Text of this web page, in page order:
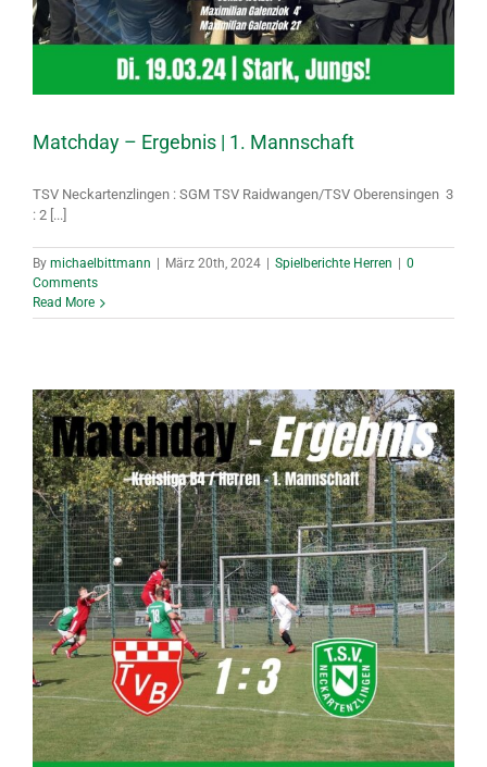
Matchday – Ergebnis | 1. Mannschaft
TSV Neckartenzlingen : SGM TSV Raidwangen/​TSV Oberensingen 3
: 2 [...]
By michaelbittmann | März 20th, 2024 | Spielberichte Herren | 0
Comments
Read More